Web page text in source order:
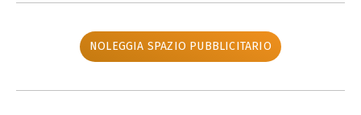
NOLEGGIA SPAZIO PUBBLICITARIO